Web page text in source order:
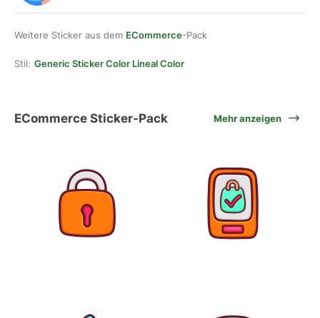
Weitere Sticker aus dem ECommerce-Pack
Stil: Generic Sticker Color Lineal Color
ECommerce Sticker-Pack Mehr anzeigen